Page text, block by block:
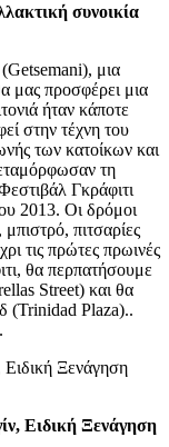
συνοικία
μια
μας προσφέρει μια
ήταν κάποτε
στην τέχνη του
των κατοίκων και
τη
Γκράφιτι
2013. Οι δρόμοι
μπιστρό, πιτσαρίες
τις πρώτες πρωινές
θα περπατήσουμε
Street) και θα
(Trinidad Plaza)..
Ξενάγηση
Ειδική Ξενάγηση